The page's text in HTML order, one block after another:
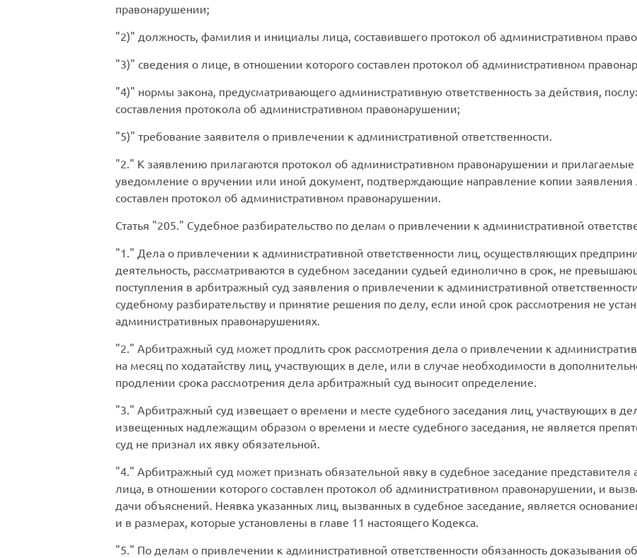
правонарушении;
2)
должность, фамилия и инициалы лица, составившего протокол об административном
3) сведения о лице, в отношении которого составлен протокол об административном
4)
нормы закона, предусматривающего административную ответственность за действия,
составления протокола об административном правонарушении;
5) требование заявителя о привлечении к административной ответственности.
2.
К заявлению прилагаются протокол об административном правонарушении и
уведомление о вручении или иной документ, подтверждающие направление копии заявления
составлен протокол об административном правонарушении.
Статья
205.
Судебное разбирательство по делам о привлечении к административной
1.
Дела о привлечении к административной ответственности лиц, осуществляющих
деятельность, рассматриваются в судебном заседании судьей единолично в срок, не
поступления в арбитражный суд заявления о привлечении к административной
судебному разбирательству и принятие решения по делу, если иной срок рассмотрения не
административных правонарушениях.
2. Арбитражный суд может продлить срок рассмотрения дела о привлечении к
на месяц по ходатайству лиц, участвующих в деле, или в случае необходимости в
продлении срока рассмотрения дела арбитражный суд выносит определение.
3. Арбитражный суд извещает о времени и месте судебного заседания лиц, участвующих в
извещенных надлежащим образом о времени и месте судебного заседания, не является
суд не признал их явку обязательной.
4. Арбитражный суд может признать обязательной явку в судебное заседание представителя
лица, в отношении которого составлен протокол об административном правонарушении, и
дачи объяснений. Неявка указанных лиц, вызванных в судебное заседание, является
и в размерах, которые установлены в главе 11 настоящего Кодекса.
5.
По делам о привлечении к административной ответственности обязанность доказывания